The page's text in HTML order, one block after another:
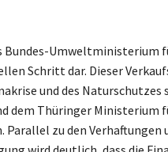
Bundes-Umweltministerium
Schritt dar. Dieser
und des Naturschutzes
dem Thüringer Ministerium
zu den Verhaftungen